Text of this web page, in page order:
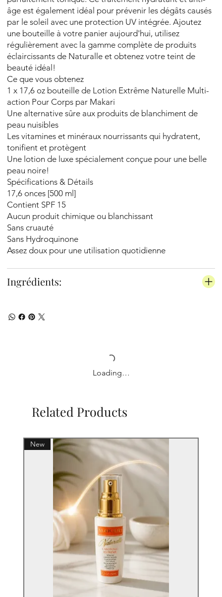
âge est également idéal pour prévenir les dégâts causés
par le soleil avec une protection UV intégrée. Ajoutez
une bouteille à votre panier aujourd'hui, utilisez
régulièrement avec la gamme complète de produits
éclaircissants de Naturalle et obtenez votre teint de
beauté idéal!
Ce que vous obtenez
1 x 17,6 oz bouteille de Lotion Extrême Naturelle Multi-
action Pour Corps par Makari
Une alternative sûre aux produits de blanchiment de
peau nuisibles
Les vitamines et minéraux nourrissants qui hydratent,
tonifient et protègent
Une lotion de luxe spécialement conçue pour une belle
peau noire!
Spécifications & Détails
17,6 onces [500 ml]
Contient SPF 15
Aucun produit chimique ou blanchissant
Sans cruauté
Sans Hydroquinone
Assez doux pour une utilisation quotidienne
Ingrédients:
Loading…
Related Products
New